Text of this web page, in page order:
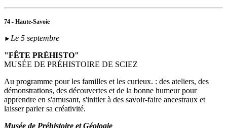
74 - Haute-Savoie
► Le 5 septembre
"FÊTE PRÉHISTO"
MUSÉE DE PRÉHISTOIRE DE SCIEZ
Au programme pour les familles et les curieux. : des ateliers, des
démonstrations, des découvertes et de la bonne humeur pour
apprendre en s'amusant, s'initier à des savoir-faire ancestraux et
laisser parler sa créativité.
Musée de Préhistoire et Géologie